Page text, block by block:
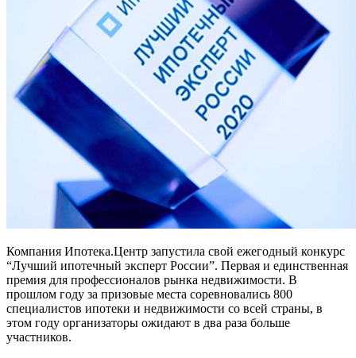
Компания Ипотека.Центр запустила свой ежегодный конкурс
“Лучший ипотечный эксперт России”. Первая и единственная
премия для профессионалов рынка недвижимости. В
прошлом году за призовые места соревновались 800
специалистов ипотеки и недвижимости со всей страны, в
этом году организаторы ожидают в два раза больше
участников.